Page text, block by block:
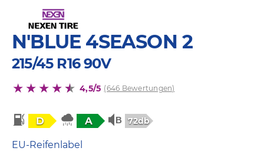
N'BLUE 4SEASON 2
215/45 R16 90V
4,5/5 (646 Bewertungen)
D A 72db
EU-Reifenlabel